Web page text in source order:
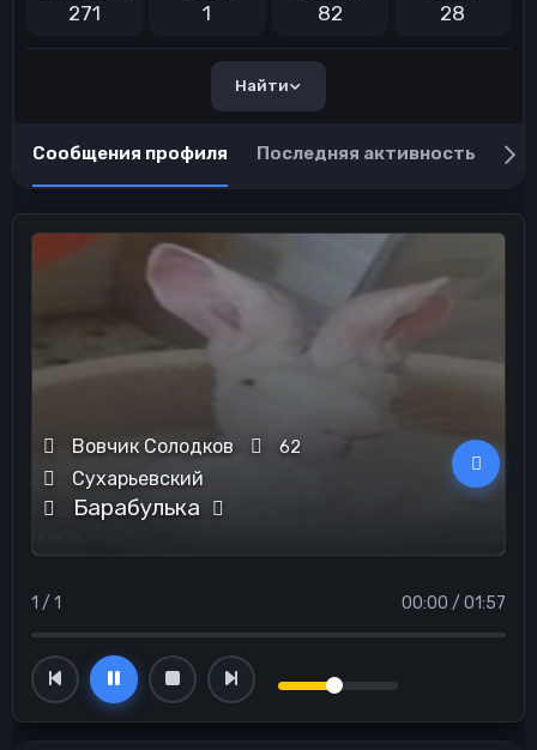
271 1 82 28
Найти
Сообщения профиля Последняя активность
Вовчик Солодков 62
Сухарьевский
Барабулька
1 / 1 00:00 / 01:57